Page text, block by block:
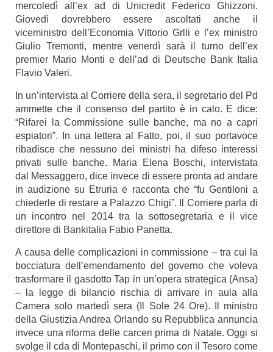
mercoledì all’ex ad di Unicredit Federico Ghizzoni.
Giovedì dovrebbero essere ascoltati anche il
viceministro dell’Economia Vittorio Grlli e l’ex ministro
Giulio Tremonti, mentre venerdì sarà il turno dell’ex
premier Mario Monti e dell’ad di Deutsche Bank Italia
Flavio Valeri.
In un’intervista al Corriere della sera, il segretario del Pd
ammette che il consenso del partito è in calo. E dice:
“Rifarei la Commissione sulle banche, ma no a capri
espiatori”. In una lettera al Fatto, poi, il suo portavoce
ribadisce che nessuno dei ministri ha difeso interessi
privati sulle banche. Maria Elena Boschi, intervistata
dal Messaggero, dice invece di essere pronta ad andare
in audizione su Etruria e racconta che “fu Gentiloni a
chiederle di restare a Palazzo Chigi”. Il Corriere parla di
un incontro nel 2014 tra la sottosegretaria e il vice
direttore di Bankitalia Fabio Panetta.
A causa delle complicazioni in commissione – tra cui la
bocciatura dell’emendamento del governo che voleva
trasformare il gasdotto Tap in un’opera strategica (Ansa)
– la legge di bilancio rischia di arrivare in aula alla
Camera solo martedì sera (Il Sole 24 Ore). Il ministro
della Giustizia Andrea Orlando su Repubblica annuncia
invece una riforma delle carceri prima di Natale.Oggi si
svolge il cda di Montepaschi, il primo con il Tesoro come